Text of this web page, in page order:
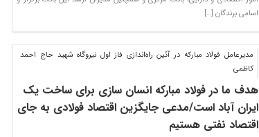
اسامی برندگان […]
مدیرعامل فولاد مبارکه در آئین راه‌اندازی فاز اول نیروگاه شهید حاج احمد
کاظمی
هدف ما در فولاد مبارکه انسان سازی برای ساخت یک
ایران آباد است/مدعی جایگزین اقتصاد فولادی به جای
اقتصاد نفتی هستیم